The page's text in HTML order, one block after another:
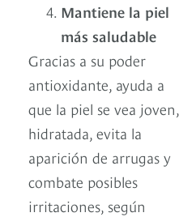
Mantiene la piel
más saludable
Gracias a su poder
antioxidante, ayuda a
que la piel se vea joven,
hidratada, evita la
aparición de arrugas y
combate posibles
irritaciones, según